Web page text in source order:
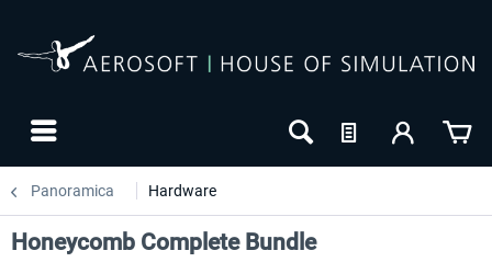
Panoramica Hardware
Honeycomb Complete Bundle